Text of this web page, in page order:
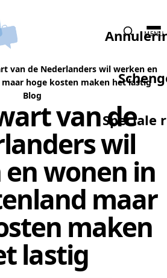
Speciale
MENU
van de Nederlanders wil werken en
hoge kosten maken het lastig
Blog
van de
wil
wonen in
maar
maken
lastig